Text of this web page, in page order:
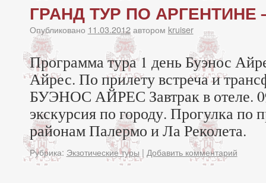
ГРАНД ТУР ПО АРГЕНТИНЕ
Опубликовано 11.03.2012 автором kruiser
Программа тура 1 день Буэнос
Айрес. По прилету встреча и
БУЭНОС АЙРЕС Завтрак в отеле.
экскурсия по городу. Прогулка по
районам Палермо и Ла Реколета.
Рубрика: Экзотические туры | Добавить комментарий